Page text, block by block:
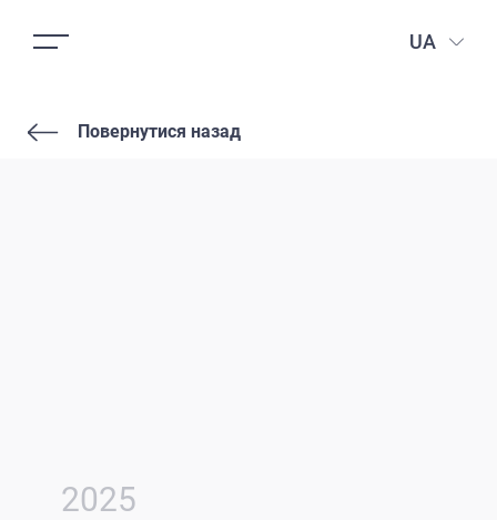
UA
Повернутися назад
2025